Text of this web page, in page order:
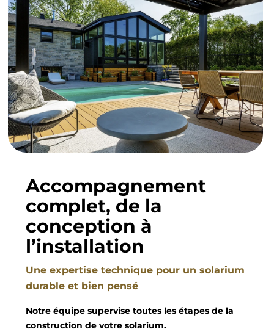
Accompagnement
complet, de la
conception à
l’installation
Une expertise technique pour un solarium
durable et bien pensé
Notre équipe supervise toutes les étapes de la
construction de votre solarium.